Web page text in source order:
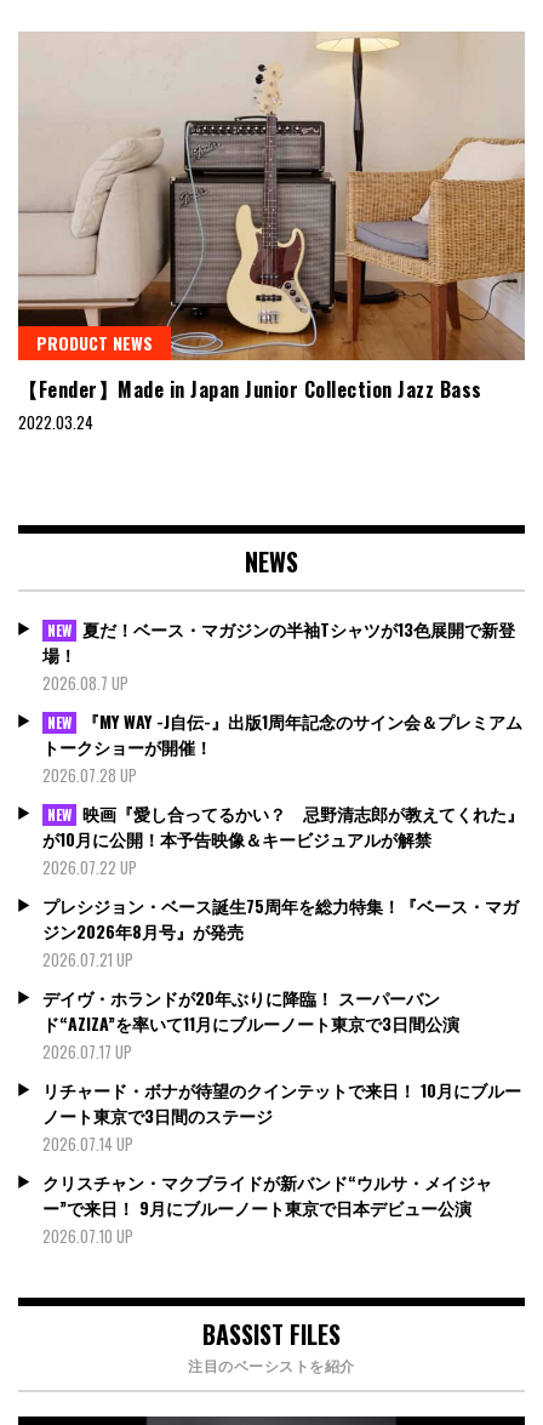
PRODUCT NEWS
【Fender】Made in Japan Junior Collection Jazz Bass
2022.03.24
NEWS
NEW 夏だ！ベース・マガジンの半袖Tシャツが13色展開で新登
場！
2026.08.7 UP
NEW
『MY WAY -J自伝-』出版1周年記念のサイン会＆プレミアム
トークショーが開催！
2026.07.28 UP
NEW 映画『愛し合ってるかい？ 忌野清志郎が教えてくれた』
が10月に公開！本予告映像＆キービジュアルが解禁
2026.07.22 UP
プレシジョン・ベース誕生75周年を総力特集！『ベース・マガ
ジン2026年8月号』が発売
2026.07.21 UP
デイヴ・ホランドが20年ぶりに降臨！ スーパーバン
ド“AZIZA”を率いて11月にブルーノート東京で3日間公演
2026.07.17 UP
リチャード・ボナが待望のクインテットで来日！ 10月にブルー
ノート東京で3日間のステージ
2026.07.14 UP
クリスチャン・マクブライドが新バンド“ウルサ・メイジャ
ー”で来日！ 9月にブルーノート東京で日本デビュー公演
2026.07.10 UP
BASSIST FILES
注目のベーシストを紹介